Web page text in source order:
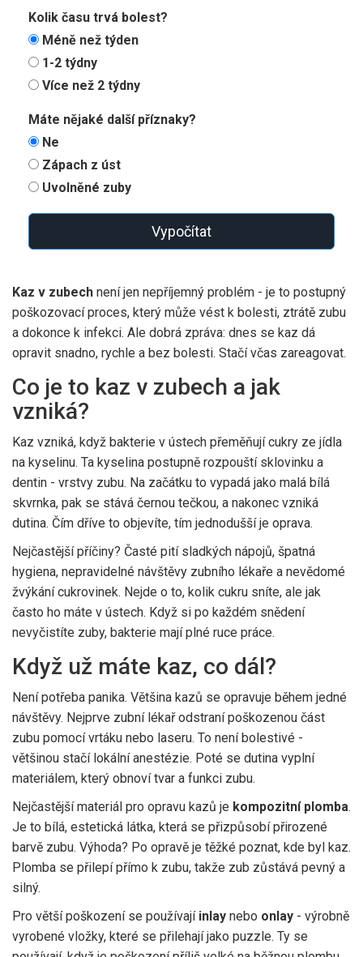
Kolik času trvá bolest?
Méně než týden
1-2 týdny
Více než 2 týdny
Máte nějaké další příznaky?
Ne
Zápach z úst
Uvolněné zuby
Vypočítat
Kaz v zubech není jen nepříjemný problém - je to postupný
poškozovací proces, který může vést k bolesti, ztrátě zubu
a dokonce k infekci. Ale dobrá zpráva: dnes se kaz dá
opravit snadno, rychle a bez bolesti. Stačí včas zareagovat.
Co je to kaz v zubech a jak
vzniká?
Kaz vzniká, když bakterie v ústech přeměňují cukry ze jídla
na kyselinu. Ta kyselina postupně rozpouští sklovinku a
dentin - vrstvy zubu. Na začátku to vypadá jako malá bílá
skvrnka, pak se stává černou tečkou, a nakonec vzniká
dutina. Čím dříve to objevíte, tím jednodušší je oprava.
Nejčastější příčiny? Časté pití sladkých nápojů, špatná
hygiena, nepravidelné návštěvy zubního lékaře a nevědomé
žvýkání cukrovinek. Nejde o to, kolik cukru sníte, ale jak
často ho máte v ústech. Když si po každém snědení
nevyčistíte zuby, bakterie mají plné ruce práce.
Když už máte kaz, co dál?
Není potřeba panika. Většina kazů se opravuje během jedné
návštěvy. Nejprve zubní lékař odstraní poškozenou část
zubu pomocí vrtáku nebo laseru. To není bolestivé -
většinou stačí lokální anestézie. Poté se dutina vyplní
materiálem, který obnoví tvar a funkci zubu.
Nejčastější materiál pro opravu kazů je kompozitní plomba.
Je to bílá, estetická látka, která se přizpůsobí přirozené
barvě zubu. Výhoda? Po opravě je těžké poznat, kde byl kaz.
Plomba se přilepí přímo k zubu, takže zub zůstává pevný a
silný.
Pro větší poškození se používají inlay nebo onlay - výrobně
vyrobené vložky, které se přilehají jako puzzle. Ty se